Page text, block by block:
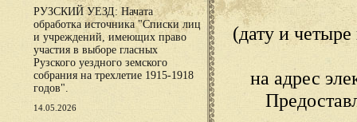
РУЗСКИЙ УЕЗД: Начата
обработка источника "Списки лиц
и учреждений, имеющих право
участия в выборе гласных
Рузского уездного земского
собрания на трехлетие 1915-1918
годов".
14.05.2026
(дату и
на адрес